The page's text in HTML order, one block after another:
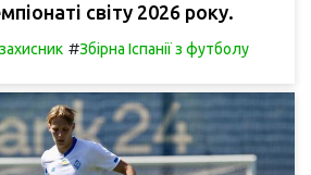
світу 2026 року.
#Збірна Іспанії з футболу